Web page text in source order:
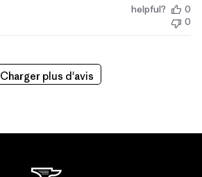
helpful?
0
0
Charger plus d'avis